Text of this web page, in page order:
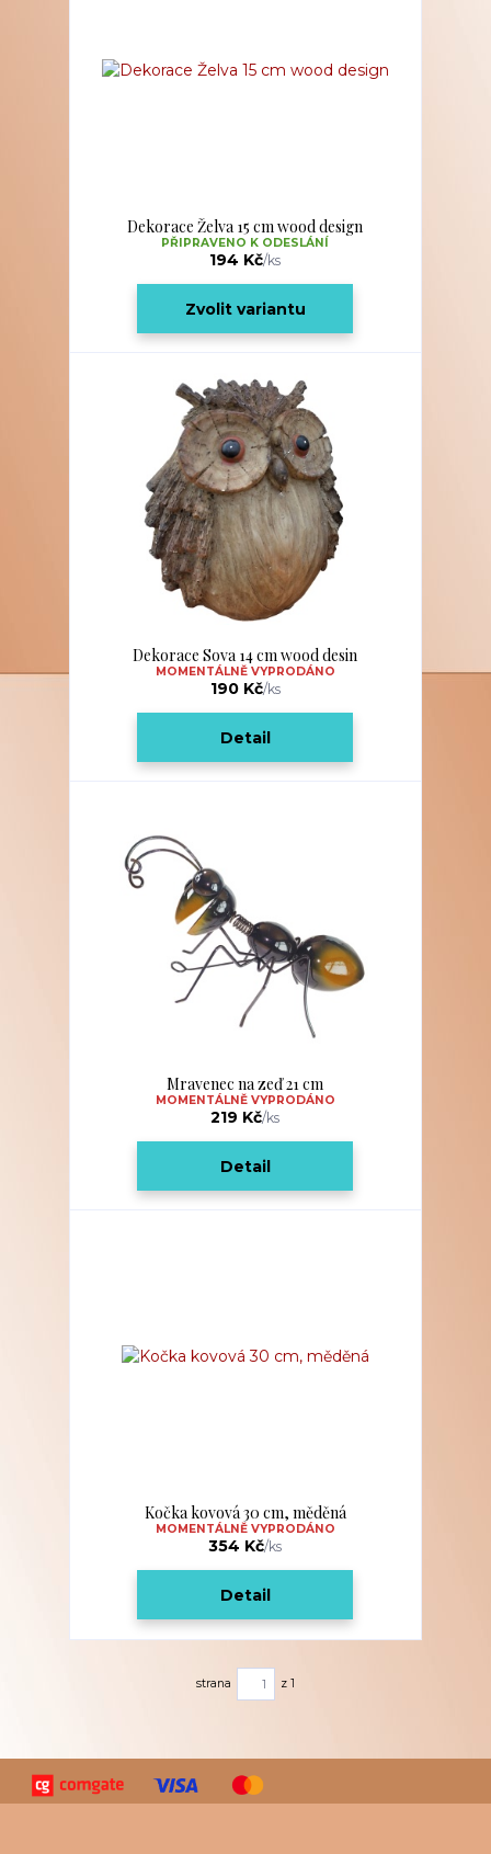
Dekorace Želva 15 cm wood design
194 Kč/ks
PŘIPRAVENO K ODESLÁNÍ
Zvolit variantu
Dekorace Sova 14 cm wood desin
190 Kč/ks
MOMENTÁLNĚ VYPRODÁNO
Detail
Mravenec na zeď 21 cm
219 Kč/ks
MOMENTÁLNĚ VYPRODÁNO
Detail
Kočka kovová 30 cm, měděná
354 Kč/ks
MOMENTÁLNĚ VYPRODÁNO
Detail
strana z 1